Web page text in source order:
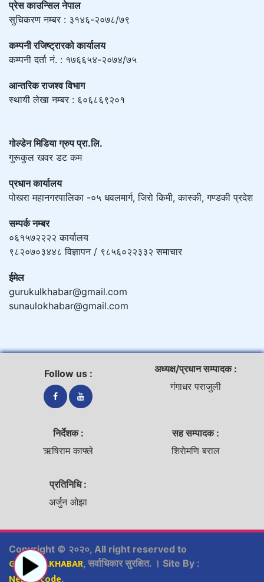
प्रेस काउन्सिल नेपाल
सुचिकरण नम्बर : ३१४६-२०७८/७९
कम्पनी रजिष्ट्रारको कार्यालय
कम्पनी दर्ता नं. : १७६६५४-२०७४/७५
आन्तरिक राजश्व विभाग
स्थायी लेखा नम्बर : ६०६८६९२०१
गोल्डेन मिडिया ग्रुप प्रा.लि.
गुरूकुल खवर डट कम
प्रधान कार्यालय
पोखरा महानगरपालिका -०५ धवलमार्ग, जिरो किमी, कास्की, गण्डकी प्रदेश
सम्पर्क नम्बर
०६१५७२२२२ कार्यालय
९८२०७०३४४८ विज्ञापन / ९८५६०२२३३२ समाचार
ईमेल
gurukulkhabar@gmail.com
sunaulokhabar@gmail.com
Follow us :
अध्यक्ष/प्रधान सम्पादक :
गंगाधर पराजुली
निर्देशक :
ऋषिराम काफ्ले
सह सम्पादक :
शिराेमणि बराल
प्रतिनिधि :
अर्जुन ओझा
Copyright © २०२०, All right reserved to
GURUKULKHABAR, सर्वाधिकार सुरक्षित. । Site By :
.